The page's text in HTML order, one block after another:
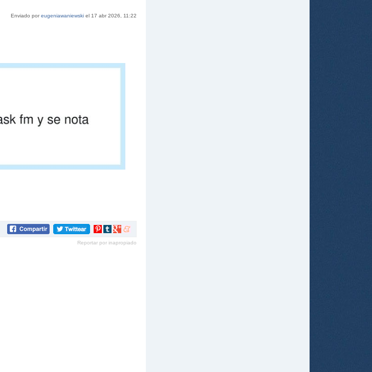
Enviado poreugeniawaniewski el 17 abr 2026, 11:22
Compartir
Pinterest
Compartir
tumblr
Compartir
Google+
Compartir
meneame
Reportar por inapropiado